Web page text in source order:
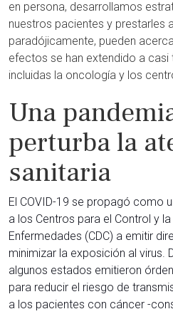
en persona, desarrollamos
nuestros pacientes y prestarles
paradójicamente, pueden
efectos se han extendido a
incluidas la oncología y los
Una
perturba la
sanitaria
El COVID-19 se propagó como
a los Centros para el Control y
Enfermedades (CDC) a emitir
minimizar la exposición al virus.
algunos estados emitieron
para reducir el riesgo de
a los pacientes con cáncer -